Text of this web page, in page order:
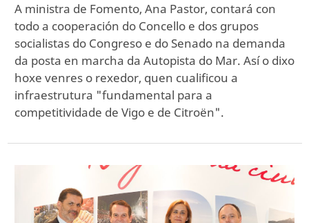
A ministra de Fomento, Ana Pastor, contará con
todo a cooperación do Concello e dos grupos
socialistas do Congreso e do Senado na demanda
da posta en marcha da Autopista do Mar. Así o dixo
hoxe venres o rexedor, quen cualificou a
infraestrutura "fundamental para a
competitividade de Vigo e de Citroën".